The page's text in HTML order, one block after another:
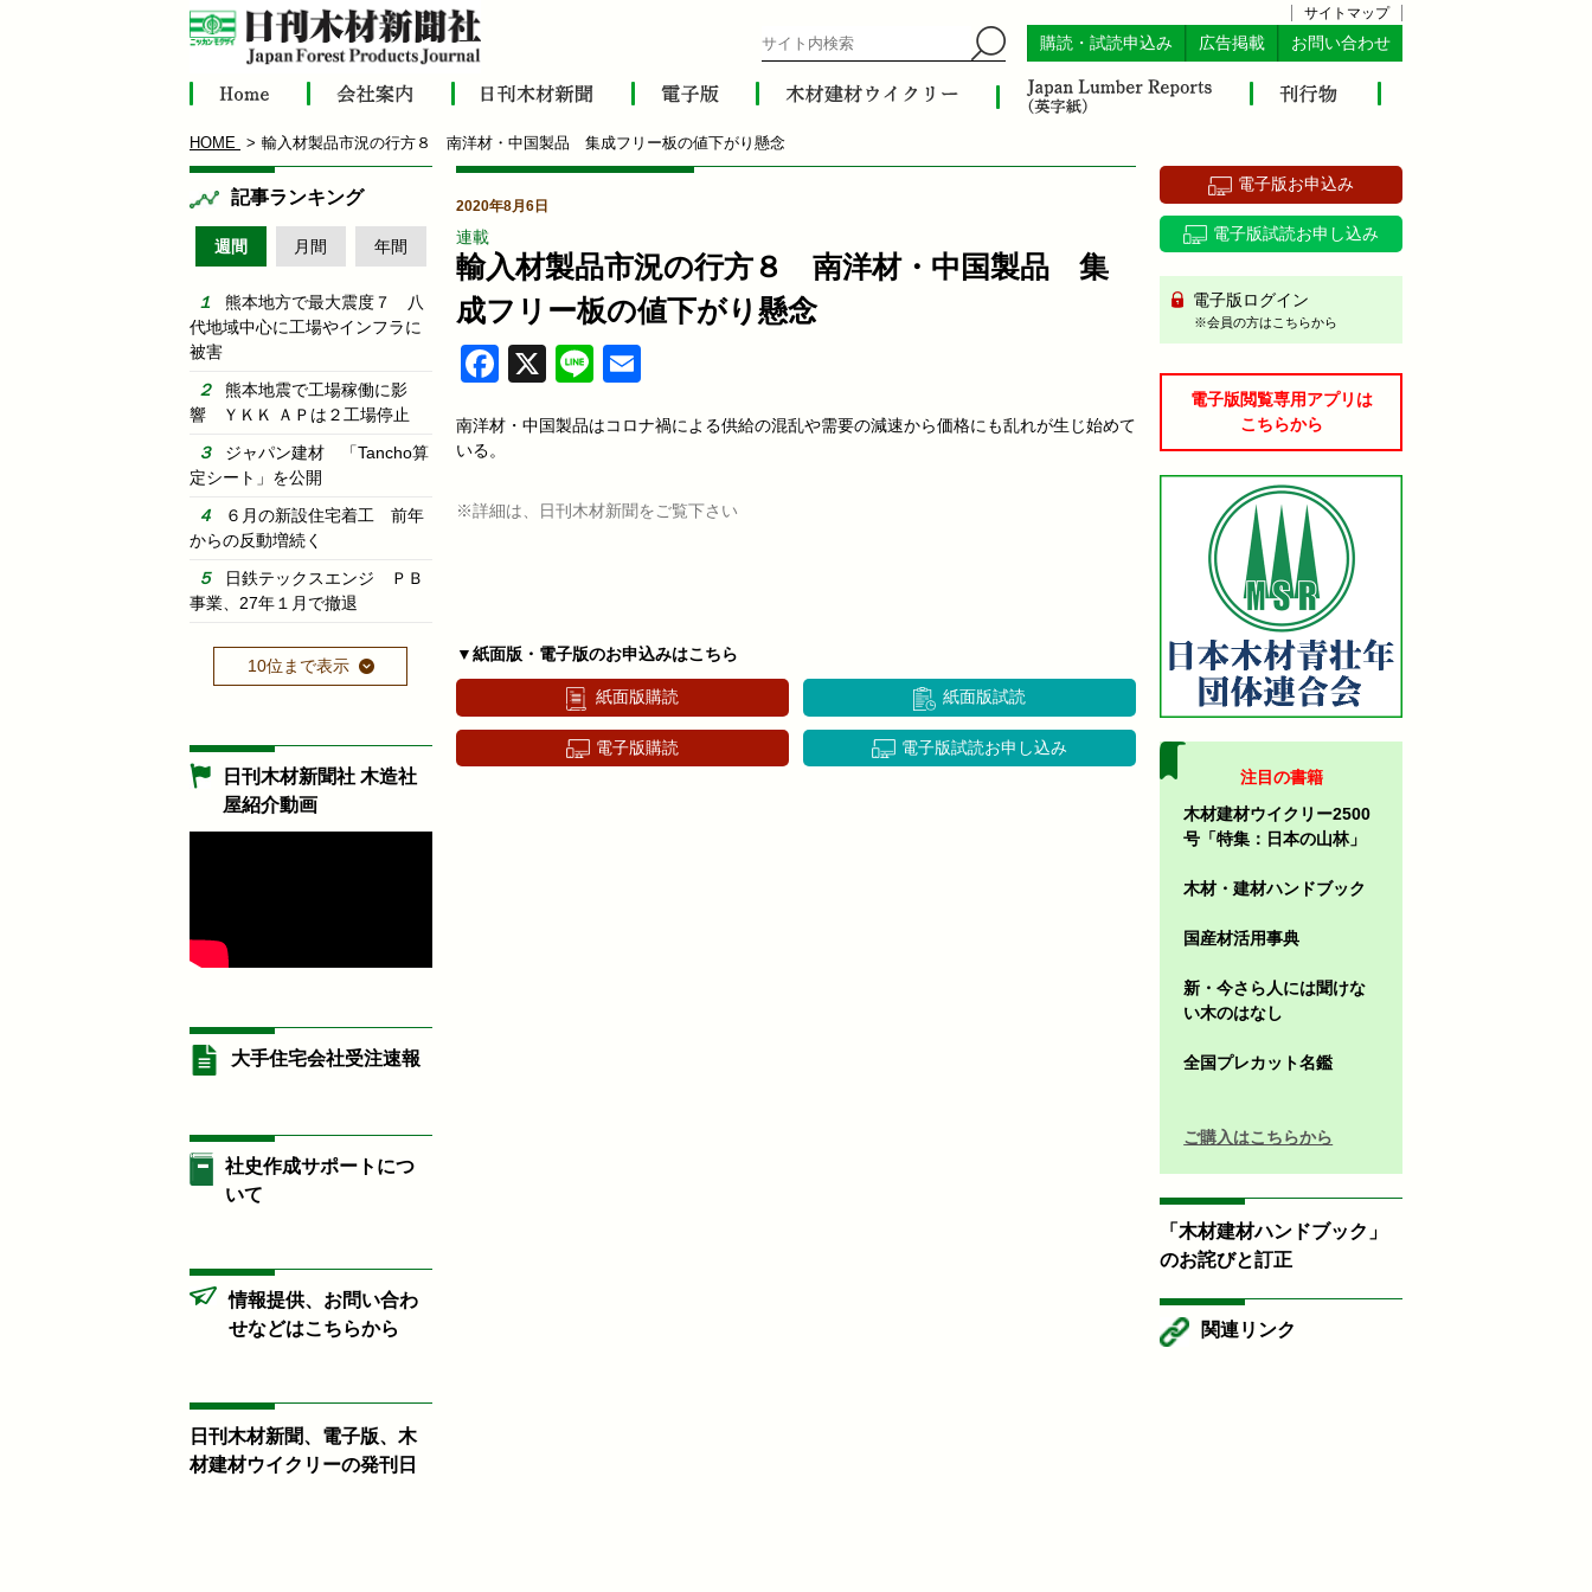
サイトマップ
購読・試読申込み 広告掲載 お問い合わせ
HOME 輸入材製品市況の行方８ 南洋材・中国製品 集成フリー板の値下がり懸念
2020年8月6日
連載
輸入材製品市況の行方８ 南洋材・中国製品 集
成フリー板の値下がり懸念
Facebook
X Line
南洋材・中国製品はコロナ禍による供給の混乱や需要の減速から価格にも乱れが生じ始めて
いる。
※詳細は、日刊木材新聞をご覧下さい
▼紙面版・電子版のお申込みはこちら
紙面版購読 紙面版試読
電子版購読 電子版試読お申し込み
記事ランキング
週間 月間 年間
熊本地方で最大震度７ 八
代地域中心に工場やインフラに
被害
熊本地震で工場稼働に影
響 ＹＫＫ ＡＰは２工場停止
ジャパン建材 「Tancho算
定シート」を公開
６月の新設住宅着工 前年
からの反動増続く
日鉄テックスエンジ ＰＢ
事業、27年１月で撤退
10位まで表示
日刊木材新聞社 木造社
屋紹介動画
大手住宅会社受注速報
社史作成サポートにつ
いて
情報提供、お問い合わ
せなどはこちらから
日刊木材新聞、電子版、木
材建材ウイクリーの発刊日
電子版お申込み
電子版試読お申し込み
電子版ログイン
※会員の方はこちらから
電子版閲覧専用アプリは
こちらから
注目の書籍
木材建材ウイクリー2500
号「特集：日本の山林」
木材・建材ハンドブック
国産材活用事典
新・今さら人には聞けな
い木のはなし
全国プレカット名鑑
ご購入はこちらから
「木材建材ハンドブック」
のお詫びと訂正
関連リンク